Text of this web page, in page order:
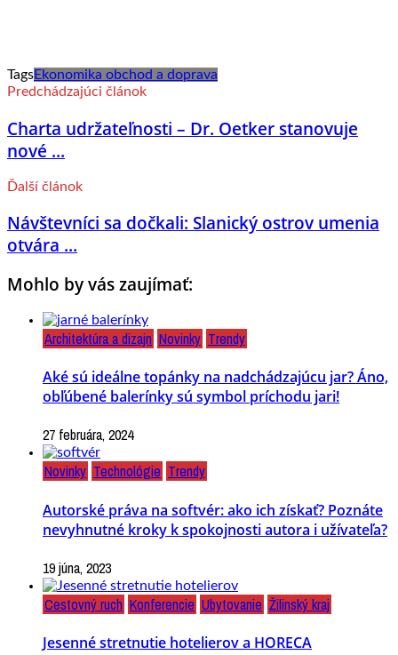
TagsEkonomika obchod a doprava
Predchádzajúci článok
Charta udržateľnosti – Dr. Oetker stanovuje
nové ...
Ďalší článok
Návštevníci sa dočkali: Slanický ostrov umenia
otvára ...
Mohlo by vás zaujímať:
Architektúra a dizajn Novinky Trendy
Aké sú ideálne topánky na nadchádzajúcu jar? Áno,
obľúbené balerínky sú symbol príchodu jari!
27 februára, 2024
Novinky Technológie Trendy
Autorské práva na softvér: ako ich získať? Poznáte
nevyhnutné kroky k spokojnosti autora i užívateľa?
19 júna, 2023
Cestovný ruch Konferencie Ubytovanie Žilinský kraj
Jesenné stretnutie hotelierov a HORECA